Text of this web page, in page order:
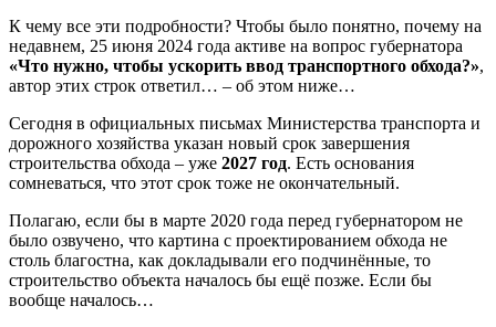
К чему все эти подробности? Чтобы было понятно, почему на
недавнем, 25 июня 2024 года активе на вопрос губернатора
«Что нужно, чтобы ускорить ввод транспортного обхода?»,
автор этих строк ответил… – об этом ниже…
Сегодня в официальных письмах Министерства транспорта и
дорожного хозяйства указан новый срок завершения
строительства обхода – уже 2027 год. Есть основания
сомневаться, что этот срок тоже не окончательный.
Полагаю, если бы в марте 2020 года перед губернатором не
было озвучено, что картина с проектированием обхода не
столь благостна, как докладывали его подчинённые, то
строительство объекта началось бы ещё позже. Если бы
вообще началось…